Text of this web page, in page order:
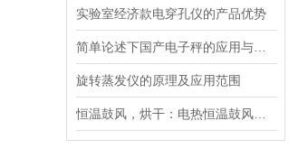
实验室经济款电穿孔仪的产品优势
旋转蒸发仪的原理及应用范围